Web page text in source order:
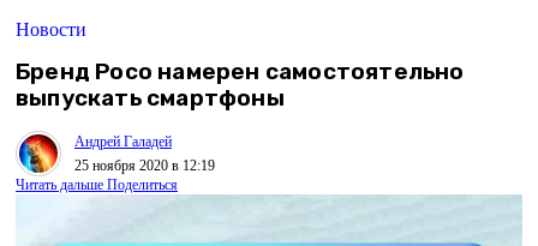
Новости
Бренд Poco намерен самостоятельно
выпускать смартфоны
Андрей Галадей
25 ноября 2020 в 12:19
Читать дальше Поделиться